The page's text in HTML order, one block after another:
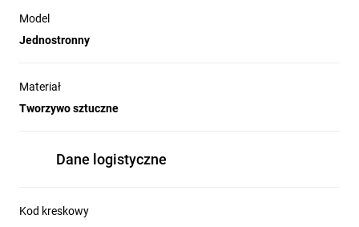
innego rodzaju uchwytów do
Model
Jednostronny
Materiał
Tworzywo sztuczne
Dane logistyczne
Kod kreskowy